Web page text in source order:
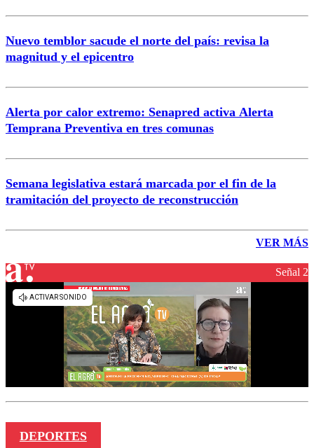
Nuevo temblor sacude el norte del país: revisa la
magnitud y el epicentro
Alerta por calor extremo: Senapred activa Alerta
Temprana Preventiva en tres comunas
Semana legislativa estará marcada por el fin de la
tramitación del proyecto de reconstrucción
VER MÁS
Señal 2
DEPORTES